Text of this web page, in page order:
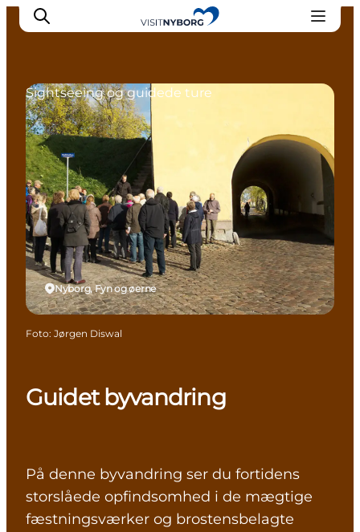
Oplev Nyborg
Outdoor
Det sker i Nyborg
Sprogø
Planlæg din tur
Book & køb
Guidet byvandring
På denne byvandring ser du fortidens
storslåede opfindsomhed i de mægtige
fæstningsværker og brostensbelagte
Nyborg, Fyn og øerne
Sightseeing og guidede ture
Foto: Jørgen Diswal